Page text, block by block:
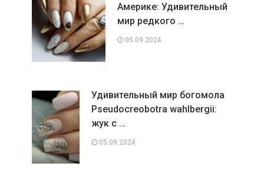
Америке: Удивительный
мир редкого …
05.09.2024
Удивительный мир богомола
Pseudocreobotra wahlbergii:
жук с …
05.09.2024